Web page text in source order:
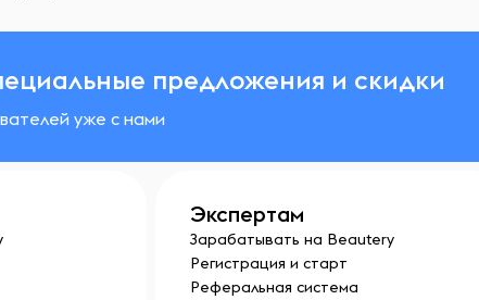
предложения и скидки
уже с нами
Экспертам
Зарабатывать на Beautery
Регистрация и старт
Реферальная система